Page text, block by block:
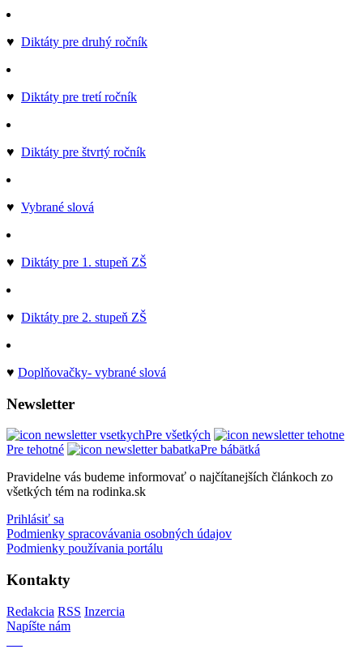
♥ Diktáty pre druhý ročník
♥ Diktáty pre tretí ročník
♥ Diktáty pre štvrtý ročník
♥ Vybrané slová
♥ Diktáty pre 1. stupeň ZŠ
♥ Diktáty pre 2. stupeň ZŠ
♥ Doplňovačky- vybrané slová
Newsletter
Pre všetkých
Pre tehotné
Pre bábätká
Pravidelne vás budeme informovať o najčítanejších článkoch zo
všetkých tém na rodinka.sk
Prihlásiť sa
Podmienky spracovávania osobných údajov
Podmienky používania portálu
Kontakty
Redakcia RSS Inzercia
Napíšte nám